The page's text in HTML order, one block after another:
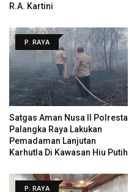
R.A. Kartini
P. RAYA
Satgas Aman Nusa II Polresta
Palangka Raya Lakukan
Pemadaman Lanjutan
Karhutla Di Kawasan Hiu Putih
P. RAYA